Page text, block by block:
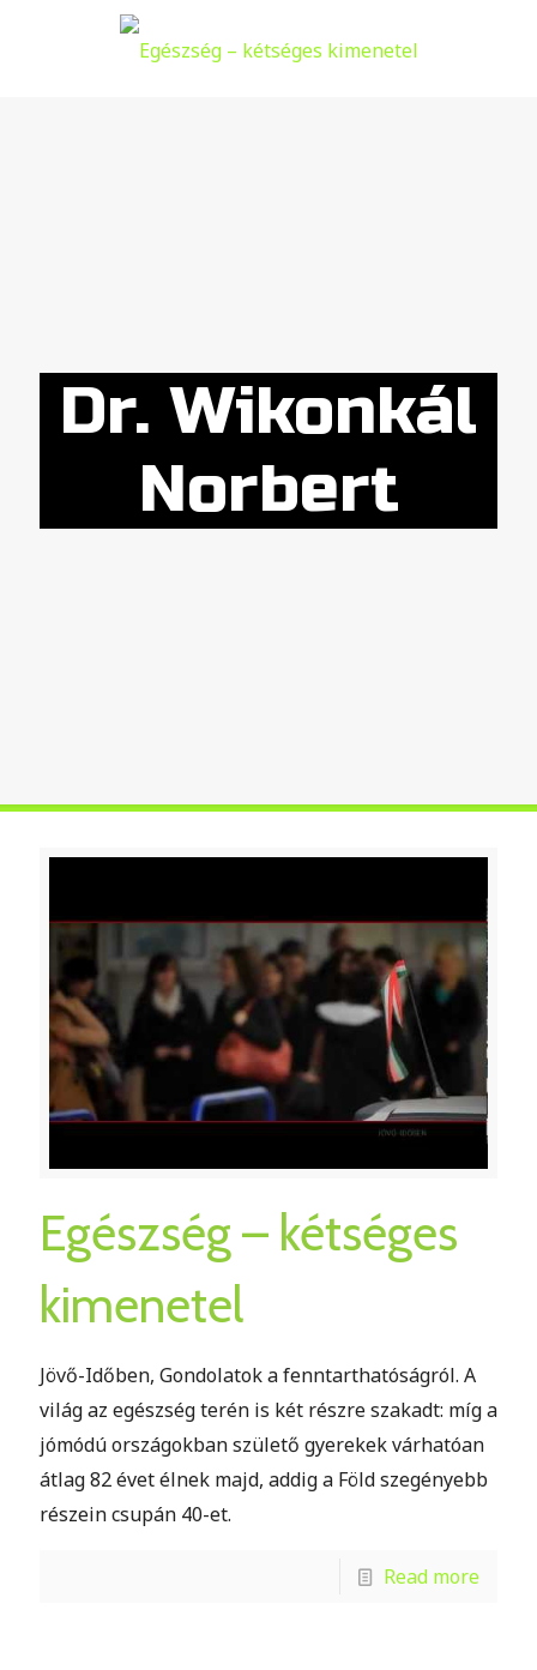
Dr. Wikonkál
Norbert
Egészség – kétséges
kimenetel
Jövő-Időben, Gondolatok a fenntarthatóságról. A
világ az egészség terén is két részre szakadt: míg a
jómódú országokban születő gyerekek várhatóan
átlag 82 évet élnek majd, addig a Föld szegényebb
részein csupán 40-et.
Read more